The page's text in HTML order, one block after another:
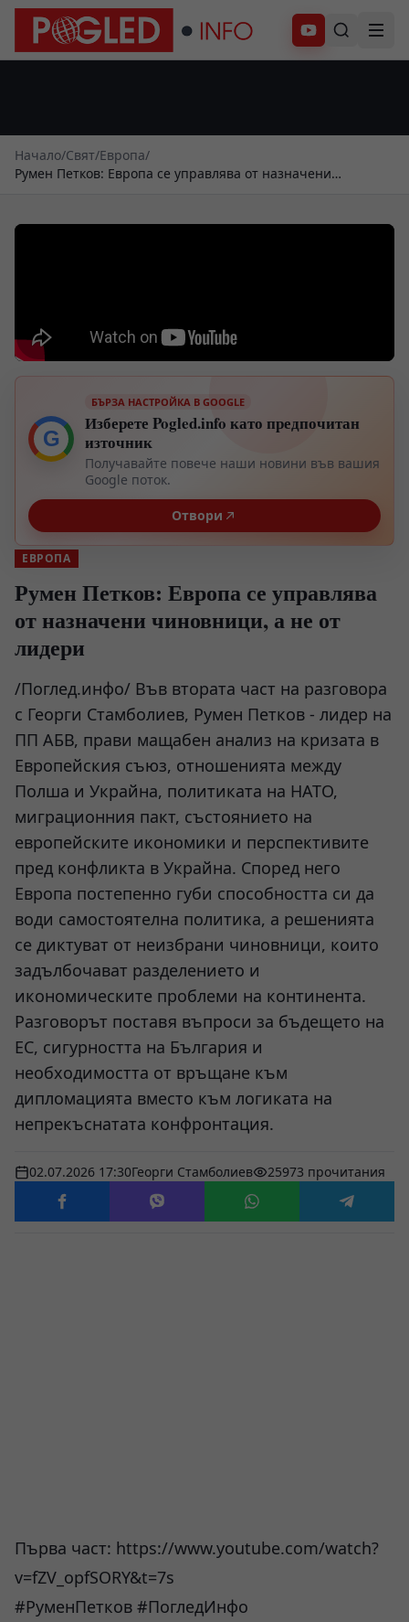
Абонирай се
Начало/Свят/Европа/
Румен Петков: Европа се управлява от назначени
G
БЪРЗА НАСТРОЙКА В GOOGLE
Изберете Pogled.info като предпочитан
източник
Получавайте повече наши новини във вашия
Google поток.
Отвори
ЕВРОПА
Румен Петков: Европа се управлява
от назначени чиновници, а не от
лидери
/Поглед.инфо/ Във втората част на разговора
с Георги Стамболиев, Румен Петков - лидер на
ПП АБВ, прави мащабен анализ на кризата в
Европейския съюз, отношенията между
Полша и Украйна, политиката на НАТО,
миграционния пакт, състоянието на
европейските икономики и перспективите
пред конфликта в Украйна. Според него
Европа постепенно губи способността си да
води самостоятелна политика, а решенията
се диктуват от неизбрани чиновници, които
задълбочават разделението и
икономическите проблеми на континента.
Разговорът поставя въпроси за бъдещето на
ЕС, сигурността на България и
необходимостта от връщане към
дипломацията вместо към логиката на
непрекъснатата конфронтация.
02.07.2026 17:30Георги Стамболиев 25973 прочитания
Първа част: https://www.youtube.com/watch?
v=fZV_opfSORY&t=7s
#РуменПетков #ПогледИнфо